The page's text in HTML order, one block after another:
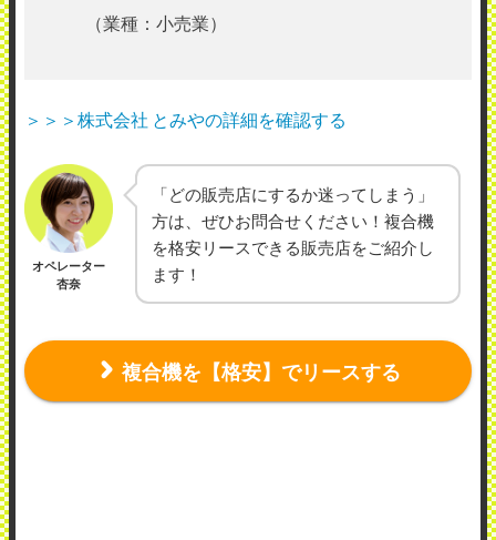
（業種：小売業）
＞＞＞株式会社 とみやの詳細を確認する
オペレーター
杏奈
「どの販売店にするか迷ってしまう」
方は、ぜひお問合せください！複合機
を格安リースできる販売店をご紹介し
ます！
複合機を【格安】でリースする